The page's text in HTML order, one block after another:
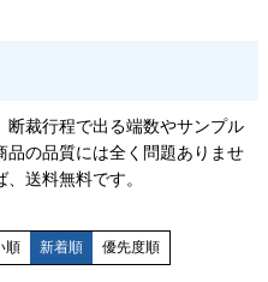
裁行程で出る端数やサンプル
の品質には全く問題ありませ
送料無料です。
順 新着順 優先度順